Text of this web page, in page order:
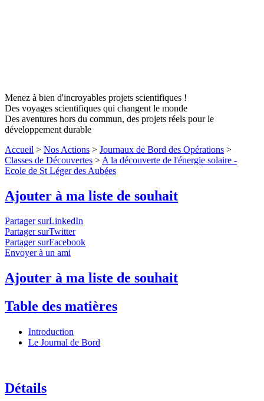
Menez à bien d'incroyables projets scientifiques !
Des voyages scientifiques qui changent le monde
Des aventures hors du commun, des projets réels pour le
développement durable
Accueil > Nos Actions > Journaux de Bord des Opérations >
Classes de Découvertes > A la découverte de l'énergie solaire -
Ecole de St Léger des Aubées
Ajouter à ma liste de souhait
Partager surLinkedIn
Partager surTwitter
Partager surFacebook
Envoyer à un ami
Ajouter à ma liste de souhait
Table des matières
Introduction
Le Journal de Bord
Détails